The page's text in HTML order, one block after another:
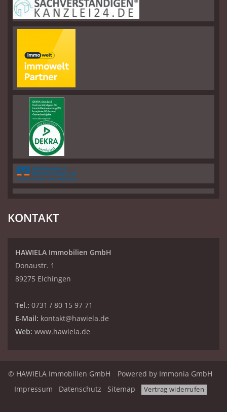
KONTAKT
HAWIELA Immobilien GmbH
Donaustr. 1
89275 Elchingen
Tel.: 0731 / 80 15 97 71
E-Mail: kontakt@hawiela.de
Web: www.hawiela.de
© HAWIELA Immobilien GmbH
Powered by Immonia GmbH
Impressum
Datenschutz Sitemap Vertrag widerrufen